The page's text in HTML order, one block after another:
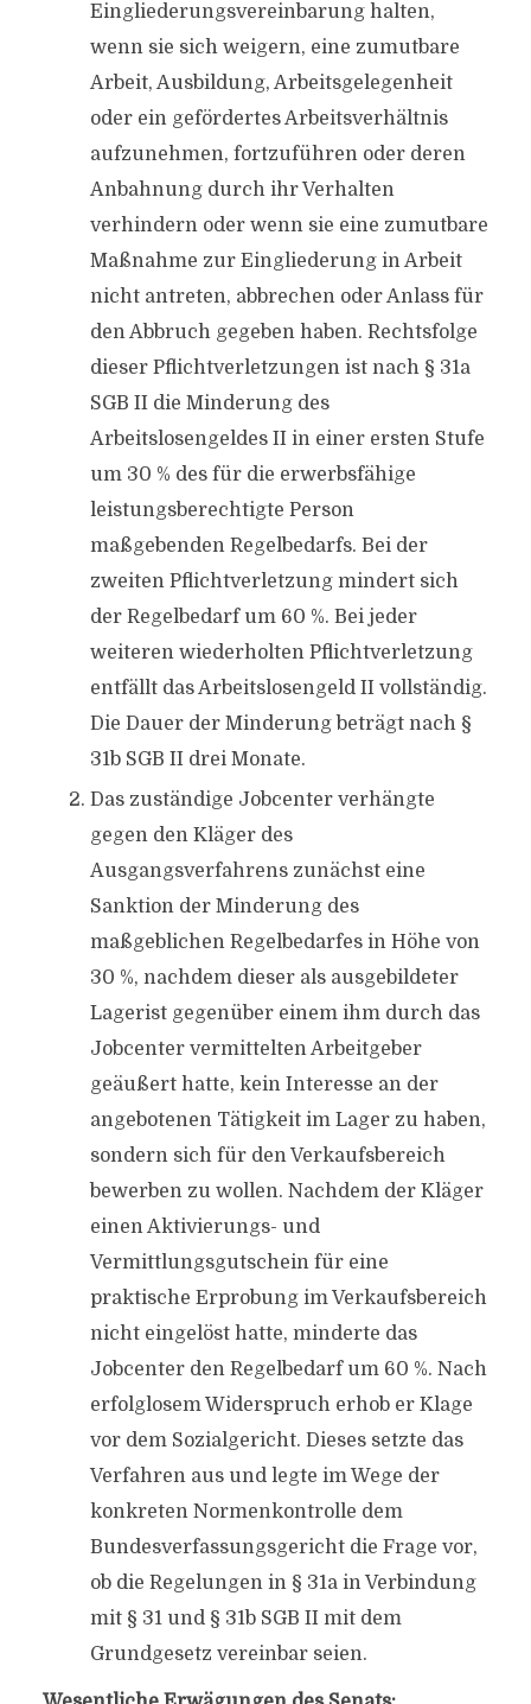
Eingliederungsvereinbarung halten,
wenn sie sich weigern, eine zumutbare
Arbeit, Ausbildung, Arbeitsgelegenheit
oder ein gefördertes Arbeitsverhältnis
aufzunehmen, fortzuführen oder deren
Anbahnung durch ihr Verhalten
verhindern oder wenn sie eine zumutbare
Maßnahme zur Eingliederung in Arbeit
nicht antreten, abbrechen oder Anlass für
den Abbruch gegeben haben. Rechtsfolge
dieser Pflichtverletzungen ist nach § 31a
SGB II die Minderung des
Arbeitslosengeldes II in einer ersten Stufe
um 30 % des für die erwerbsfähige
leistungsberechtigte Person
maßgebenden Regelbedarfs. Bei der
zweiten Pflichtverletzung mindert sich
der Regelbedarf um 60 %. Bei jeder
weiteren wiederholten Pflichtverletzung
entfällt das Arbeitslosengeld II vollständig.
Die Dauer der Minderung beträgt nach §
31b SGB II drei Monate.
Das zuständige Jobcenter verhängte
gegen den Kläger des
Ausgangsverfahrens zunächst eine
Sanktion der Minderung des
maßgeblichen Regelbedarfes in Höhe von
30 %, nachdem dieser als ausgebildeter
Lagerist gegenüber einem ihm durch das
Jobcenter vermittelten Arbeitgeber
geäußert hatte, kein Interesse an der
angebotenen Tätigkeit im Lager zu haben,
sondern sich für den Verkaufsbereich
bewerben zu wollen. Nachdem der Kläger
einen Aktivierungs- und
Vermittlungsgutschein für eine
praktische Erprobung im Verkaufsbereich
nicht eingelöst hatte, minderte das
Jobcenter den Regelbedarf um 60 %. Nach
erfolglosem Widerspruch erhob er Klage
vor dem Sozialgericht. Dieses setzte das
Verfahren aus und legte im Wege der
konkreten Normenkontrolle dem
Bundesverfassungsgericht die Frage vor,
ob die Regelungen in § 31a in Verbindung
mit § 31 und § 31b SGB II mit dem
Grundgesetz vereinbar seien.